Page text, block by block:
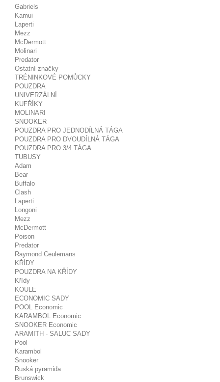
Gabriels
Kamui
Laperti
Mezz
McDermott
Molinari
Predator
Ostatní značky
TRÉNINKOVÉ POMŮCKY
POUZDRA
UNIVERZÁLNÍ
KUFŘÍKY
MOLINARI
SNOOKER
POUZDRA PRO JEDNODÍLNÁ TÁGA
POUZDRA PRO DVOUDÍLNÁ TÁGA
POUZDRA PRO 3/4 TÁGA
TUBUSY
Adam
Bear
Buffalo
Clash
Laperti
Longoni
Mezz
McDermott
Poison
Predator
Raymond Ceulemans
KŘÍDY
POUZDRA NA KŘÍDY
Křídy
KOULE
ECONOMIC SADY
POOL Economic
KARAMBOL Economic
SNOOKER Economic
ARAMITH - SALUC SADY
Pool
Karambol
Snooker
Ruská pyramida
Brunswick